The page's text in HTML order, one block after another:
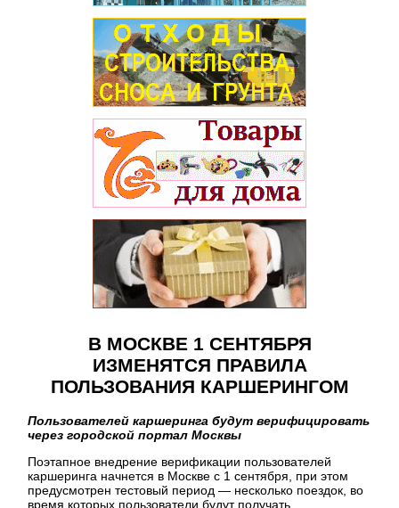
В МОСКВЕ 1 СЕНТЯБРЯ
ИЗМЕНЯТСЯ ПРАВИЛА
ПОЛЬЗОВАНИЯ КАРШЕРИНГОМ
Пользователей каршеринга будут верифицировать
через городской портал Москвы
Поэтапное внедрение верификации пользователей
каршеринга начнется в Москве с 1 сентября, при этом
предусмотрен тестовый период — несколько поездок, во
время которых пользователи будут получать